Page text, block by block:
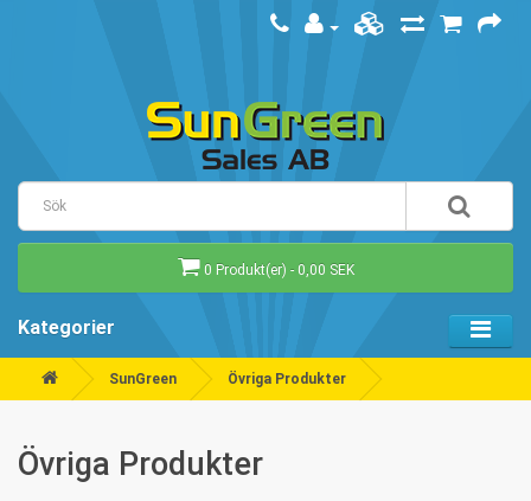
0 Produkt(er) - 0,00 SEK
Kategorier
SunGreen Övriga Produkter
Övriga Produkter